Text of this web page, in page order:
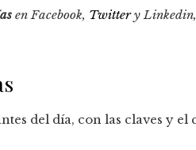
en Facebook, Twittery Linkedin
del día, con las claves y